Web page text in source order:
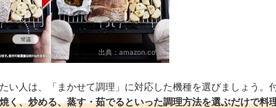
出典： amazon.co.jp
い人は、「まかせて調理」に対応した機種を選びましょう。
く、炒める、蒸す・茹でるといった調理方法を選ぶだけで料